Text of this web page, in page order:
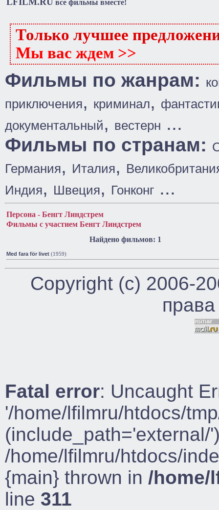
все фильмы вместе!
Только лучшее
Мы вас ждем >>
Фильмы по жанрам:
приключения, криминал,
документальный, вестерн ...
Фильмы по странам:
Германия, Италия,
Индия, Швеция, Гонконг ...
Персона - Бенгт Линдстрем
Фильмы с участием Бенгт Линдстрем
Найдено фильмов: 1
Med fara för livet (1959)
Copyright (c) 2006-
Fatal error: Uncaught
'/home/lfilmru/htdocs/
(include_path='external/
/home/lfilmru/htdocs/
{main} thrown in /home/
line 311